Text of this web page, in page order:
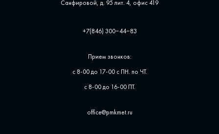
Санфировой, д. 95 лит. 4, офис ​419
+7(846) 300‒44‒83
Прием звонков:
с 8-00 до 17-00 с ПН. по ЧТ.
с 8-00 до 16-00 ПТ.
office@pmkmet.ru